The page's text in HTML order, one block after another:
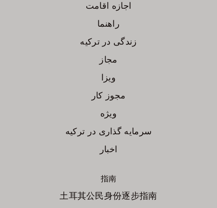
اجازه اقامت
راهنما
زندگی در ترکیه
مجاز
ویزا
مجوز کار
ویژه
سرمایه گذاری در ترکیه
اخبار
指南
土耳其公民身份逐步指南